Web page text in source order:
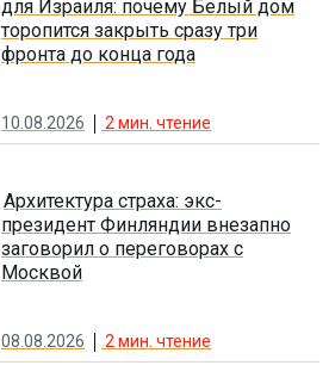
для Израиля: почему Белый дом
торопится закрыть сразу три
фронта до конца года
10.08.2026 2мин. чтение
Архитектура страха: экс-
президент Финляндии внезапно
заговорил о переговорах с
Москвой
08.08.2026 2 мин. чтение